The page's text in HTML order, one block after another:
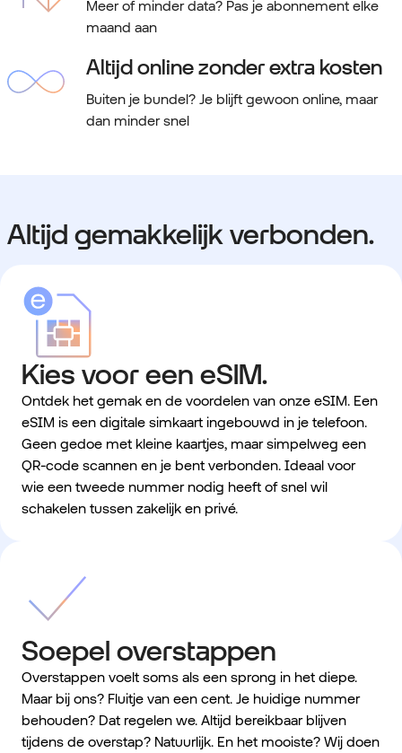
Meer of minder data? Pas je abonnement elke
maand aan
Altijd online zonder extra kosten
Buiten je bundel? Je blijft gewoon online, maar
dan minder snel
Altijd gemakkelijk verbonden.
Kies voor een eSIM.
Ontdek het gemak en de voordelen van onze eSIM. Een
eSIM is een digitale simkaart ingebouwd in je telefoon.
Geen gedoe met kleine kaartjes, maar simpelweg een
QR-code scannen en je bent verbonden. Ideaal voor
wie een tweede nummer nodig heeft of snel wil
schakelen tussen zakelijk en privé.
Soepel overstappen
Overstappen voelt soms als een sprong in het diepe.
Maar bij ons? Fluitje van een cent. Je huidige nummer
behouden? Dat regelen we. Altijd bereikbaar blijven
tijdens de overstap? Natuurlijk. En het mooiste? Wij doen